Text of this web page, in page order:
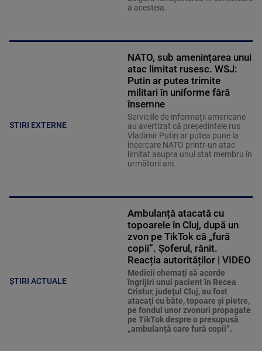
a acesteia.
STIRI EXTERNE
NATO, sub amenințarea unui
atac limitat rusesc. WSJ:
Putin ar putea trimite
militari în uniforme fără
însemne
Serviciile de informații americane
au avertizat că președintele rus
Vladimir Putin ar putea pune la
încercare NATO printr-un atac
limitat asupra unui stat membru în
următorii ani.
ȘTIRI ACTUALE
Ambulanță atacată cu
topoarele în Cluj, după un
zvon pe TikTok că „fură
copii”. Șoferul, rănit.
Reacția autorităților | VIDEO
Medicii chemaţi să acorde
îngrijiri unui pacient în Recea
Cristur, judeţul Cluj, au fost
atacaţi cu bâte, topoare şi pietre,
pe fondul unor zvonuri propagate
pe TikTok despre o presupusă
„ambulanţă care fură copii”.